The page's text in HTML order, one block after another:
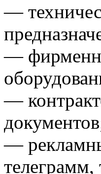
—
—
—
—
телеграмм,